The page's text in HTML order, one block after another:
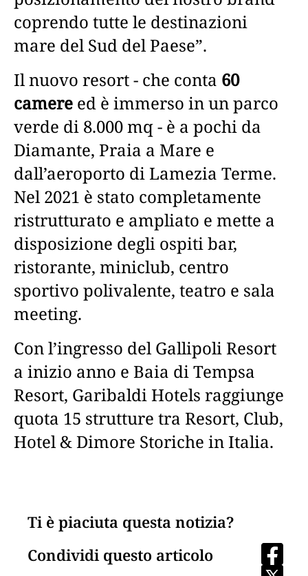
coprendo tutte le destinazioni
mare del Sud del Paese”.
Il nuovo resort - che conta 60
camere ed è immerso in un parco
verde di 8.000 mq - è a pochi da
Diamante, Praia a Mare e
dall’aeroporto di Lamezia Terme.
Nel 2021 è stato completamente
ristrutturato e ampliato e mette a
disposizione degli ospiti bar,
ristorante, miniclub, centro
sportivo polivalente, teatro e sala
meeting.
Con l’ingresso del Gallipoli Resort
a inizio anno e Baia di Tempsa
Resort, Garibaldi Hotels raggiunge
quota 15 strutture tra Resort, Club,
Hotel & Dimore Storiche in Italia.
Ti è piaciuta questa notizia?
Condividi questo articolo